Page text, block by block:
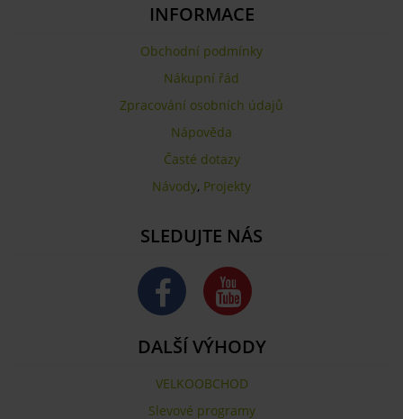
INFORMACE
Obchodní podmínky
Nákupní řád
Zpracování osobních údajů
Nápověda
Časté dotazy
Návody, Projekty
SLEDUJTE NÁS
DALŠÍ VÝHODY
VELKOOBCHOD
Slevové programy